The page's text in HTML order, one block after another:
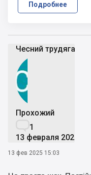
Чесний трудяга
Прохожий
1
13 февраля 2025
13 фев 2025 15:03
Подробнее